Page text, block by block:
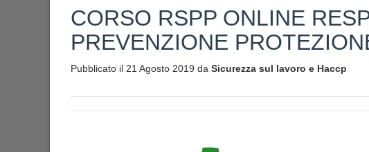
CORSO RSPP ONLINE
PREVENZIONE
Pubblicato il 21 Agosto 2019 da Sicurezza sul lavoro e Haccp